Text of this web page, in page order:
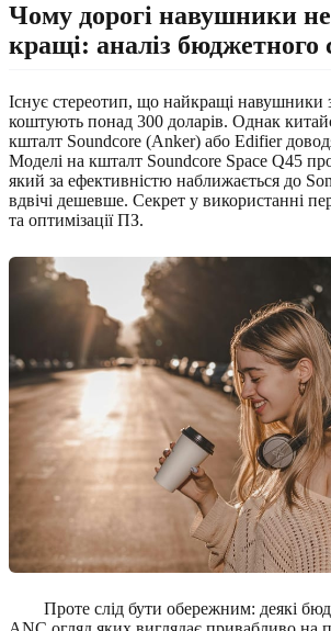
Чому дорогі навушники
кращі: аналіз бюджетного
Існує стереотип, що найкращі
коштують понад 300 доларів. Однак
кшталт Soundcore (Anker) або Edifier
Моделі на кшталт Soundcore Space Q45
який за ефективністю наближається до
вдвічі дешевше. Секрет у використанні
та оптимізації ПЗ.
Проте слід бути обережним: деякі